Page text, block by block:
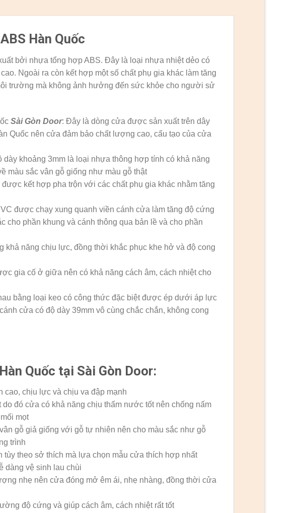
Hàn Quốc
bởi nhựa tổng hợp ABS. Đây là loại nhựa nhiệt dẻo có
Ngoài ra còn kết hợp một số chất phụ gia khác làm tăng
trường mà không ảnh hưởng đến sức khỏe cho người sử
Sài Gòn Door: Đây là dòng cửa được sản xuất trên dây
Quốc nên cửa đảm bảo chất lượng cao, cấu tạo của cửa
khoảng 3mm là loại nhựa thông hợp tính có khả năng
màu sắc vân gỗ giống như màu gỗ thật
kết hợp pha trộn với các chất phụ gia khác nhằm tăng
được chạy xung quanh viền cánh cửa làm tăng độ cứng
cho phần khung và cánh thông qua bản lề và cho phần
khả năng chịu lực, đồng thời khắc phục khe hở và độ cong
gia cố ở giữa nên có khả năng cách âm, cách nhiệt cho
bằng loại keo có công thức đặc biệt được ép dưới áp lực
cửa có độ dày 39mm vô cùng chắc chắn, không cong
Quốc tại Sài Gòn Door:
cao, chịu lực và chịu va đập mạnh
đó cửa có khả năng chịu thấm nước tốt nên chống nấm
mọt
gỗ giả giống với gỗ tự nhiên nên cho màu sắc như gỗ
trình
tùy theo sở thích mà lựa chọn mẫu cửa thích hợp nhất
dàng vệ sinh lau chùi
nhẹ nên cửa đóng mở êm ái, nhẹ nhàng, đồng thời cửa
độ cứng và giúp cách âm, cách nhiệt rất tốt